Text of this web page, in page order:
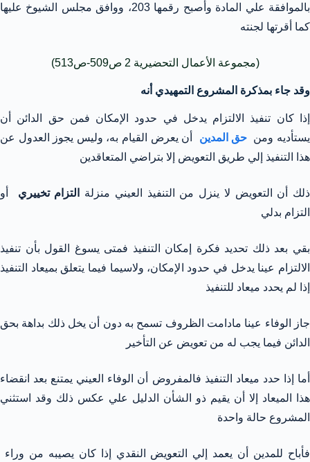
بالموافقة علي المادة وأصبح رقمها 203، ووافق مجلس الشيوخ عليها
كما أقرتها لجنته
(مجموعة الأعمال التحضيرية 2 ص509-ص513)
وقد جاء بمذكرة المشروع التمهيدي أنه
إذا كان تنفيذ الالتزام يدخل في حدود الإمكان فمن حق الدائن أن
يستأديه ومن حق المدين
أن يعرض القيام به، وليس يجوز العدول عن
هذا التنفيذ إلي طريق التعويض إلا بتراضي المتعاقدين
ذلك أن التعويض لا ينزل من التنفيذ العيني منزلة التزام تخييري
أو
التزام بدلي
بقي بعد ذلك تحديد فكرة إمكان التنفيذ فمتى يسوغ القول بأن تنفيذ
الالتزام عينا يدخل في حدود الإمكان، ولاسيما فيما يتعلق بميعاد التنفيذ
إذا لم يحدد ميعاد للتنفيذ
جاز الوفاء عينا مادامت الظروف تسمح به دون أن يخل ذلك بداهة بحق
الدائن فيما يجب له من تعويض عن التأخير
أما إذا حدد ميعاد التنفيذ فالمفروض أن الوفاء العيني يمتنع بعد انقضاء
هذا الميعاد إلا أن يقيم ذو الشأن الدليل علي عكس ذلك وقد استثني
المشروع حالة واحدة
فأباح للمدين أن يعمد إلي التعويض النقدي إذا كان يصيبه من وراء